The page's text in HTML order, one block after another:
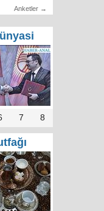
Anketler →
7 8